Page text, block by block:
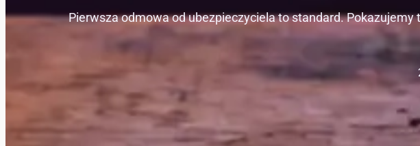
Pierwsza odmowa od ubezpieczyciela to standard.